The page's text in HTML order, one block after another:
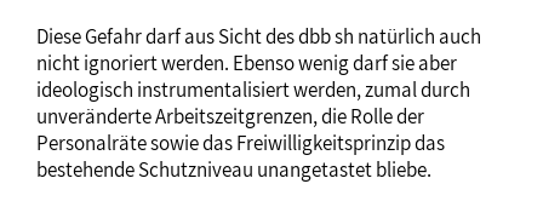
Diese Gefahr darf aus Sicht des dbb sh natürlich auch
nicht ignoriert werden. Ebenso wenig darf sie aber
ideologisch instrumentalisiert werden, zumal durch
unveränderte Arbeitszeitgrenzen, die Rolle der
Personalräte sowie das Freiwilligkeitsprinzip das
bestehende Schutzniveau unangetastet bliebe.